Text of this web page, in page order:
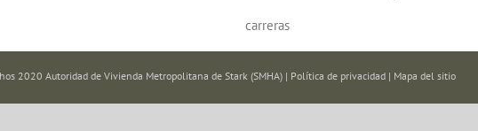
carreras
2020 Autoridad de Vivienda Metropolitana de Stark (SMHA) | Política de privacidad | Mapa del sitio